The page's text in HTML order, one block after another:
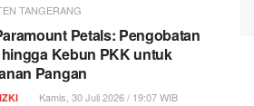
TANGERANG
Petals: Pengobatan
Kebun PKK untuk
Pangan
Kamis, 30 Juli 2026 / 19:07 WIB